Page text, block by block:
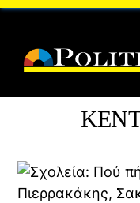
Skip
content